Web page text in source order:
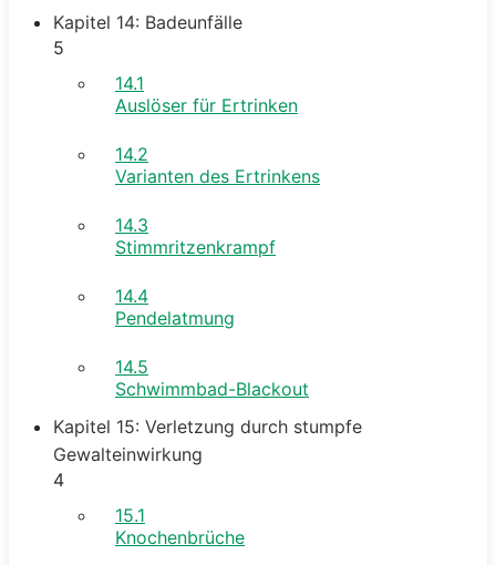
Kapitel 14: Badeunfälle
5
14.1
Auslöser für Ertrinken
14.2
Varianten des Ertrinkens
14.3
Stimmritzenkrampf
14.4
Pendelatmung
14.5
Schwimmbad-Blackout
Kapitel 15: Verletzung durch stumpfe
Gewalteinwirkung
4
15.1
Knochenbrüche